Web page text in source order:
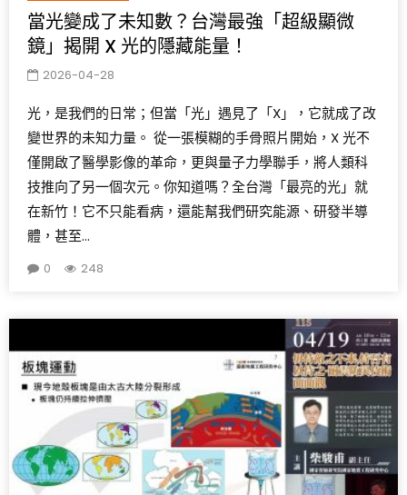
當光變成了未知數？台灣最強「超級顯微
鏡」揭開 X 光的隱藏能量！
2026-04-28
光，是我們的日常；但當「光」遇見了「X」，它就成了改
變世界的未知力量。 從一張模糊的手骨照片開始，X 光不
僅開啟了醫學影像的革命，更與量子力學聯手，將人類科
技推向了另一個次元。你知道嗎？全台灣「最亮的光」就
在新竹！它不只能看病，還能幫我們研究能源、研發半導
體，甚至...
0 248